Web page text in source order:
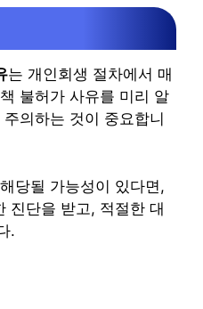
는 개인회생 절차에서 매
불허가 사유를 미리 알
의하는 것이 중요합니
당될 가능성이 있다면,
진단을 받고, 적절한 대
.